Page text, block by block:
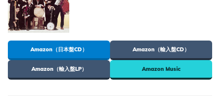
Amazon（日本盤CD） Amazon（輸入盤CD）
Amazon（輸入盤LP） Amazon Music